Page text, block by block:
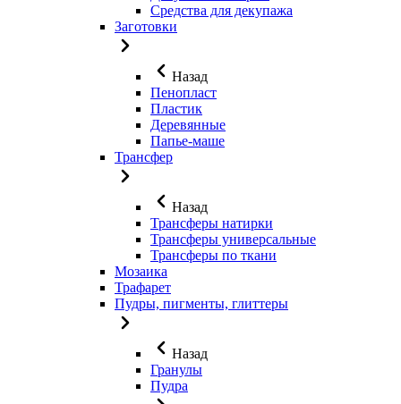
Средства для декупажа
Заготовки
Назад
Пенопласт
Пластик
Деревянные
Папье-маше
Трансфер
Назад
Трансферы натирки
Трансферы универсальные
Трансферы по ткани
Мозаика
Трафарет
Пудры, пигменты, глиттеры
Назад
Гранулы
Пудра